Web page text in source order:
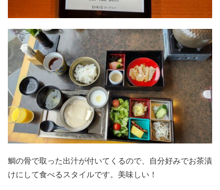
鯛の骨で取った出汁が付いてくるので、自分好みでお茶漬
けにして食べるスタイルです。美味しい！